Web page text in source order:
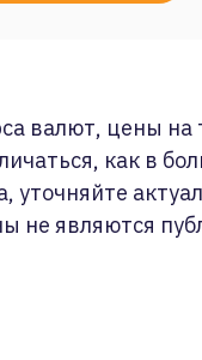
валют, цены на
как в
уточняйте
не являются